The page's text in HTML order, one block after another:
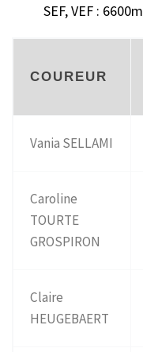
SEF, VEF : 6600m
COUREUR
Vania SELLAMI
Caroline
TOURTE
GROSPIRON
Claire
HEUGEBAERT